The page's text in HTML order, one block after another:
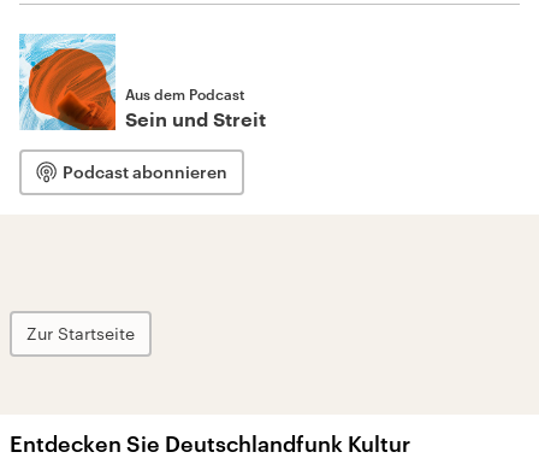
Aus dem Podcast
Sein und Streit
Podcast abonnieren
Zur Startseite
Entdecken Sie Deutschlandfunk Kultur